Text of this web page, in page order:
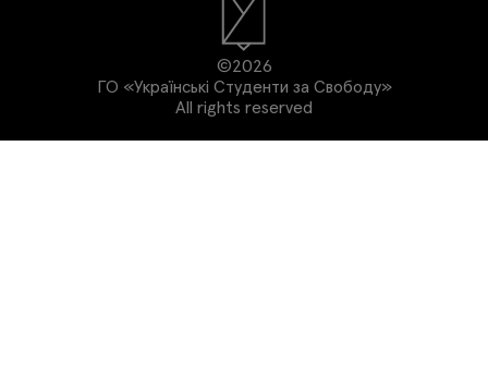
©2026
ГО «Українські Студенти за Свободу»
All rights reserved